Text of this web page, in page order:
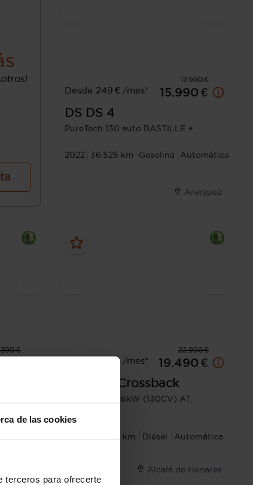
de las cookies
terceros para ofrecerte
17.990 €
Desde 249 € /mes*
15.990 €
DS DS 4
PureTech 130 auto BASTILLE +
2022 36.525 km Gasolina Automática
Aranjuez
€ 22.990 €
Desde 303 € /mes*
19.490 €
DS 7 Crossback
BlueHDi DE 96kW (130CV) AT.
69.964 km Diésel Automática
Alcalá de Henares